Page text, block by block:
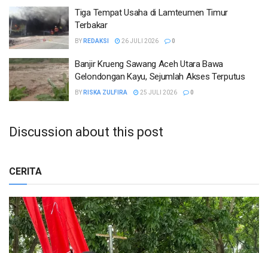
Tiga Tempat Usaha di Lamteumen Timur
Terbakar
BY REDAKSI 26 JULI 2026 0
Banjir Krueng Sawang Aceh Utara Bawa
Gelondongan Kayu, Sejumlah Akses Terputus
BY RISKA ZULFIRA 25 JULI 2026 0
Discussion about this post
CERITA